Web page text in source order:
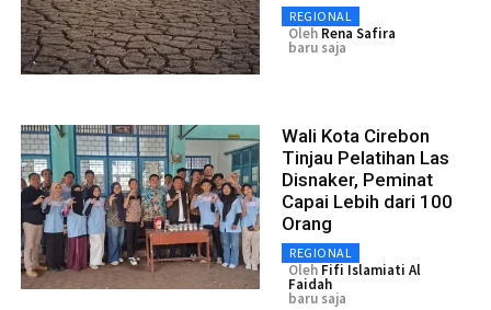
REGIONAL
Oleh Rena Safira
baru saja
Wali Kota Cirebon
Tinjau Pelatihan Las
Disnaker, Peminat
Capai Lebih dari 100
Orang
REGIONAL
Oleh Fifi Islamiati Al
Faidah
baru saja